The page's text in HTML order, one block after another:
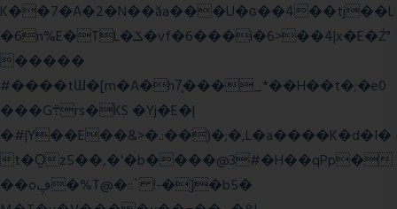
K��7�A�2�N��ăa���U�ɢ��4��tj��L
�6n%E�TL�ݎ�vf�6���i�6>��4|x�E�Ź"
�����
#����tƜ�[m�A�h7̥���_*��H��t�;�e0
���G܊rs�֗KS �Yj�E�|
�#|Y��E��&>�.:��)�;�,L�a����K�d�I�
t�O͖z5��,�'�b����@3#�H��qPp�
��oڥ�%T@�::` !-�]�b5�